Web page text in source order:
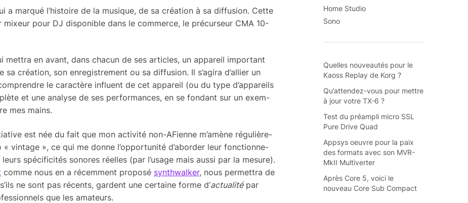
a marqué l’histoire de la musique, de sa création à sa diffusion. Cette
mixeur pour DJ disponible dans le commerce, le précurseur CMA 10-
mettra en avant, dans chacun de ses articles, un appa­reil impor­tant
sa créa­tion, son enre­gis­tre­ment ou sa diffu­sion. Il s’agira d’al­lier un
le carac­tère influent de cet appa­reil (ou du type d’ap­pa­reils
et une analyse de ses perfor­mances, en se fondant sur un exem­
mes mains.
est née du fait que mon acti­vité non-AFienne m’amène régu­liè­re­
vintage », ce qui me donne l’op­por­tu­nité d’abor­der leur fonc­tion­ne­
spéci­fi­ci­tés sonores réelles (par l’usage mais aussi par la mesure).
comme nous en a récem­ment proposé synth­wal­ker, nous permet­tra de
ne sont pas récents, gardent une certaine forme d’actua­litépar
que les amateurs.
Home Studio
Sono
Quelles nouveautés pour le
Kaoss Replay de Korg ?
Qu’attendez-vous pour mettre
à jour votre TX-6 ?
Test du préampli micro SSL
Pure Drive Quad
Appsys oeuvre pour la paix
des formats avec son MVR-
MkII Multiverter
Après Core 5, voici le
nouveau Core Sub Compact